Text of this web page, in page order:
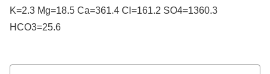
K=2.3 Mg=18.5 Ca=361.4 Cl=161.2 SO4=1360.3
HCO3=25.6